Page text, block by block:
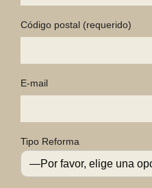
Código postal (requerido)
E-mail
Tipo Reforma